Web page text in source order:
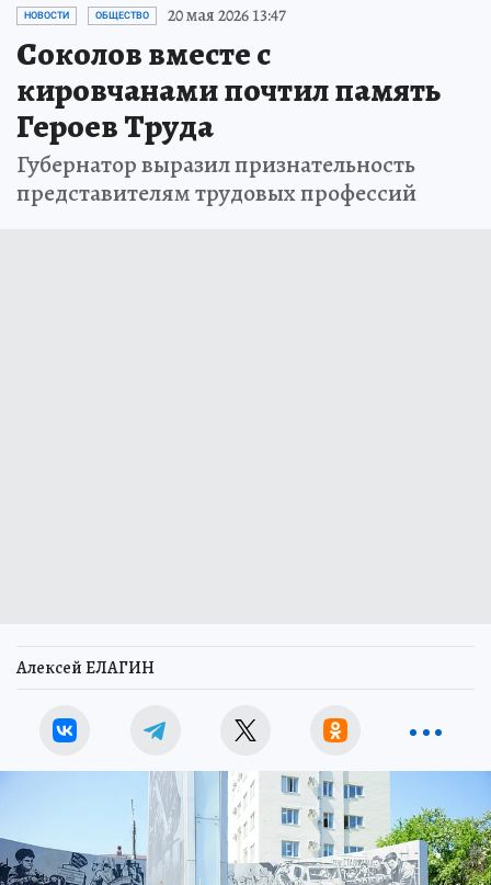
НОВОСТИ ОБЩЕСТВО 20 мая 2026 13:47
Соколов вместе с
кировчанами почтил память
Героев Труда
Губернатор выразил признательность
представителям трудовых профессий
Алексей ЕЛАГИН